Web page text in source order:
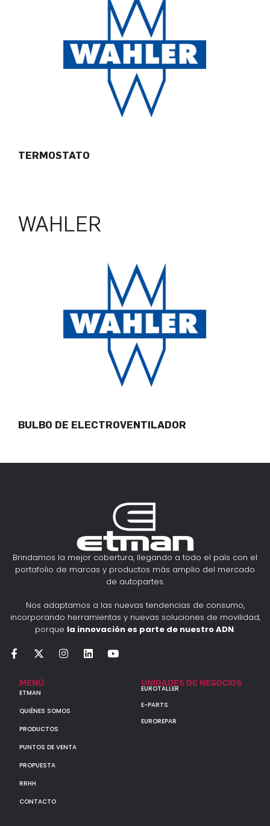
TERMOSTATO
WAHLER
BULBO DE ELECTROVENTILADOR
Brindamos la mejor cobertura, llegando a todo el país con el
portafolio de marcas y productos más amplio del mercado
de autopartes.
Nos adaptamos a las nuevas tendencias de consumo,
incorporando herramientas y nuevas soluciones de movilidad,
porque la innovación es parte de nuestro ADN.
MENÚ
ETMAN
QUIÉNES SOMOS
PRODUCTOS
PUNTOS DE VENTA
PROPUESTA
RRHH
CONTACTO
UNIDADES DE NEGOCIOS
EUROTALLER
E-PARTS
EUROREPAR